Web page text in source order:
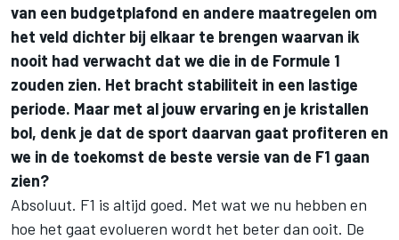
van een budgetplafond en andere maatregelen om
het veld dichter bij elkaar te brengen waarvan ik
nooit had verwacht dat we die in de Formule 1
zouden zien. Het bracht stabiliteit in een lastige
periode. Maar met al jouw ervaring en je kristallen
bol, denk je dat de sport daarvan gaat profiteren en
we in de toekomst de beste versie van de F1 gaan
zien?
Absoluut. F1 is altijd goed. Met wat we nu hebben en
hoe het gaat evolueren wordt het beter dan ooit. De